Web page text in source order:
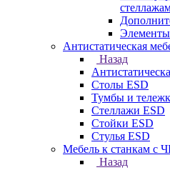
Элементы
Антистатическая
Назад
Столы ESD
Тумбы и
Стеллажи ESD
Стойки ESD
Стулья ESD
Мебель к станкам с
Назад